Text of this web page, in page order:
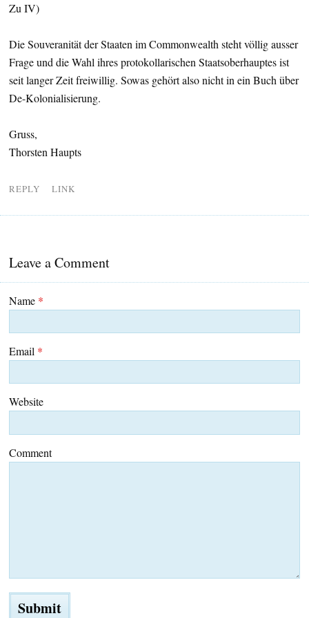
Zu IV)
Die Souveranität der Staaten im Commonwealth steht völlig ausser
Frage und die Wahl ihres protokollarischen Staatsoberhauptes ist
seit langer Zeit freiwillig. Sowas gehört also nicht in ein Buch über
De-Kolonialisierung.
Gruss,
Thorsten Haupts
REPLY LINK
Leave a Comment
Name *
Email *
Website
Comment